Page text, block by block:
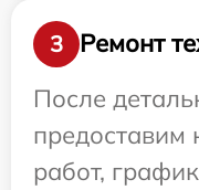
3
Ремонт
После
предоставим
работ,